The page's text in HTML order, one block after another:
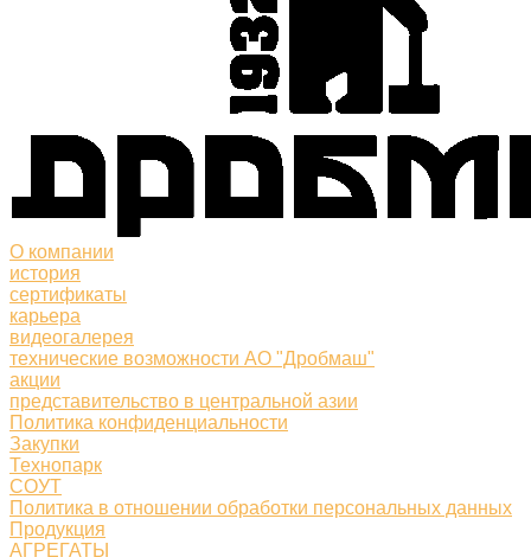
О компании
история
сертификаты
карьера
видеогалерея
технические возможности АО "Дробмаш"
акции
представительство в центральной азии
Политика конфиденциальности
Закупки
Технопарк
СОУТ
Политика в отношении обработки персональных данных
Продукция
АГРЕГАТЫ